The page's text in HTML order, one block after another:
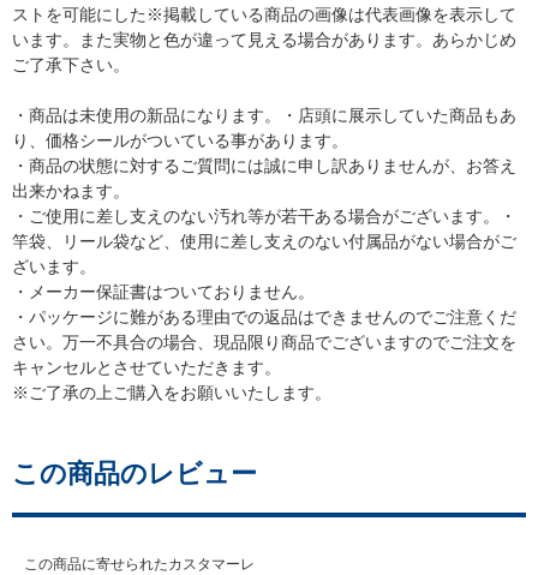
ストを可能にした※掲載している商品の画像は代表画像を表示して
います。また実物と色が違って見える場合があります。あらかじめ
ご了承下さい。
・商品は未使用の新品になります。・店頭に展示していた商品もあ
り、価格シールがついている事があります。
・商品の状態に対するご質問には誠に申し訳ありませんが、お答え
出来かねます。
・ご使用に差し支えのない汚れ等が若干ある場合がございます。・
竿袋、リール袋など、使用に差し支えのない付属品がない場合がご
ざいます。
・メーカー保証書はついておりません。
・パッケージに難がある理由での返品はできませんのでご注意くだ
さい。万一不具合の場合、現品限り商品でございますのでご注文を
キャンセルとさせていただきます。
※ご了承の上ご購入をお願いいたします。
この商品のレビュー
この商品に寄せられたカスタマーレ